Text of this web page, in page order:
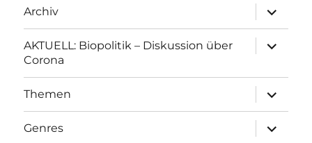
Archiv
anzeigen
AKTUELL: Biopolitik – Diskussion über
Corona
anzeigen
Themen
anzeigen
Genres
anzeigen